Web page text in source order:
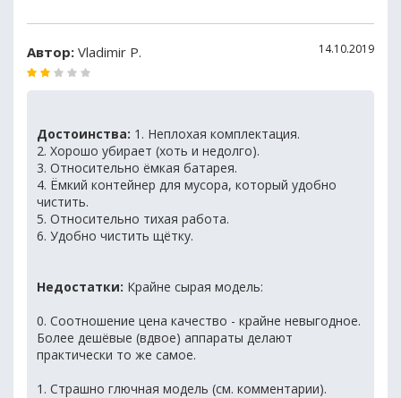
Автор: Vladimir P. 14.10.2019
Достоинства: 1. Неплохая комплектация.
2. Хорошо убирает (хоть и недолго).
3. Относительно ёмкая батарея.
4. Ёмкий контейнер для мусора, который удобно
чистить.
5. Относительно тихая работа.
6. Удобно чистить щётку.
Недостатки: Крайне сырая модель:
0. Соотношение цена качество - крайне невыгодное.
Более дешёвые (вдвое) аппараты делают
практически то же самое.
1. Страшно глючная модель (см. комментарии).